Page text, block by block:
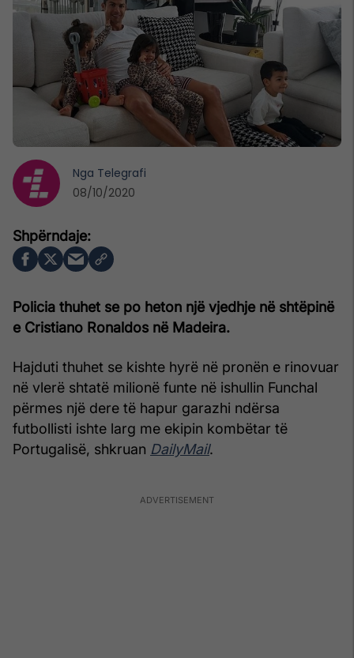
Policia thuhet se po heton një vjedhje në shtëpinë
e Cristiano Ronaldos në Madeira.
Hajduti thuhet se kishte hyrë në pronën e rinovuar
në vlerë shtatë milionë funte në ishullin Funchal
përmes një dere të hapur garazhi ndërsa
futbollisti ishte larg me ekipin kombëtar të
Portugalisë, shkruan DailyMail.
Nga Telegrafi
08/10/2020